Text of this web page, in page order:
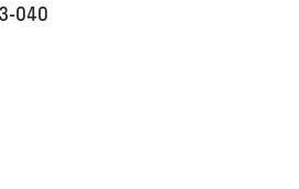
040